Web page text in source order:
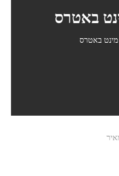
באטרס
מינט באטרס